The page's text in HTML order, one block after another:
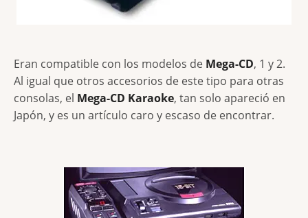
Eran compatible con los modelos de Mega-CD, 1 y 2.
Al igual que otros accesorios de este tipo para otras
consolas, el Mega-CD Karaoke, tan solo apareció en
Japón, y es un artículo caro y escaso de encontrar.